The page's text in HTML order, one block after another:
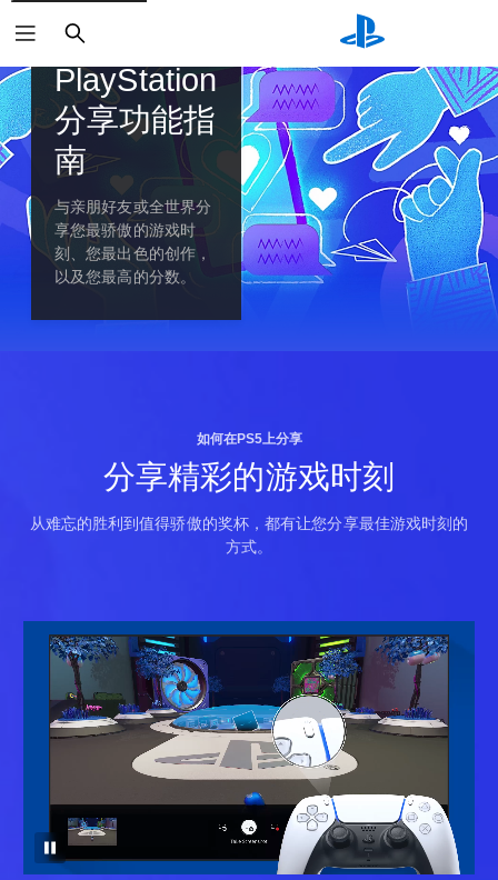
搜
索
PlayStation 5功能
PlayStation
分享功能指
南
与亲朋好友或全世界分
享您最骄傲的游戏时
刻、您最出色的创作，
以及您最高的分数。
如何在PS5上分享
分享精彩的游戏时刻
从难忘的胜利到值得骄傲的奖杯，都有让您分享最佳游戏时刻的
方式。